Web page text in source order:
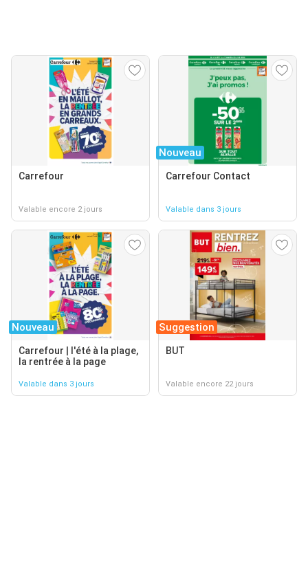
Carrefour
Valable encore 2 jours
Nouveau
Carrefour Contact
Valable dans 3 jours
Nouveau
Carrefour | l'été à la plage,
la rentrée à la page
Valable dans 3 jours
Suggestion
BUT
Valable encore 22 jours